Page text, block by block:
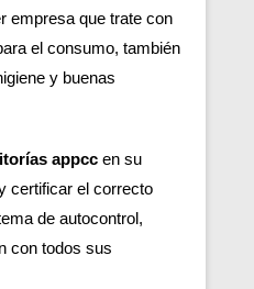
empresa que trate con
el consumo, también
y buenas
appcc en su
certificar el correcto
de autocontrol,
con todos sus